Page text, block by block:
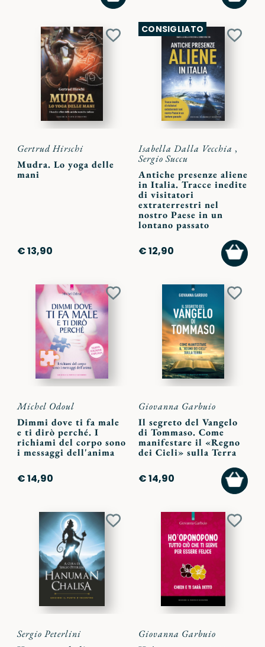
CARRELLO
Aggiungi
Gertrud Hirschi
Mudra. Lo yoga delle
mani
€ 13,90
CONSIGLIATO
Isabella Dalla Vecchia ,
Sergio Succu
Antiche presenze aliene
in Italia. Tracce inedite
di visitatori
extraterrestri nel
nostro Paese in un
lontano passato
€ 12,90
AL
Aggiungi
Michel Odoul
Dimmi dove ti fa male
e ti dirò perché. I
richiami del corpo sono
i messaggi dell'anima
€ 14,90
Giovanna Garbuio
Il segreto del Vangelo
di Tommaso. Come
manifestare il «Regno
dei Cieli» sulla Terra
€ 14,90
AL
Aggiungi
Sergio Peterlini
Giovanna Garbuio